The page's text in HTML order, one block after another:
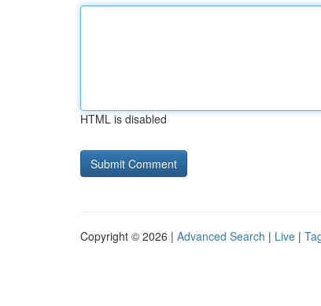
HTML is disabled
Copyright © 2026 | Advanced Search | Live |